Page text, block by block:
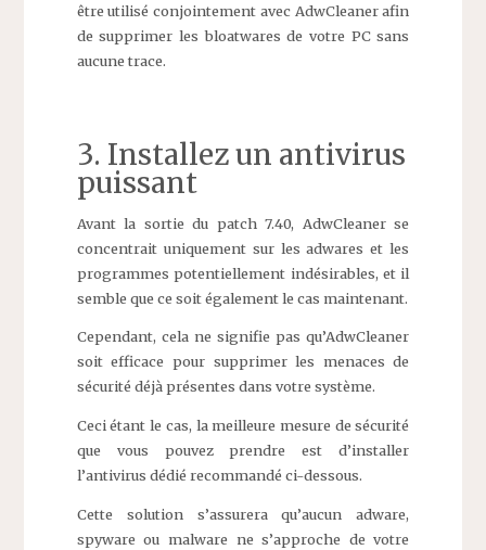
être utilisé conjointement avec AdwCleaner afin
de supprimer les bloatwares de votre PC sans
aucune trace.
3. Installez un antivirus
puissant
Avant la sortie du patch 7.40, AdwCleaner se
concentrait uniquement sur les adwares et les
programmes potentiellement indésirables, et il
semble que ce soit également le cas maintenant.
Cependant, cela ne signifie pas qu’AdwCleaner
soit efficace pour supprimer les menaces de
sécurité déjà présentes dans votre système.
Ceci étant le cas, la meilleure mesure de sécurité
que vous pouvez prendre est d’installer
l’antivirus dédié recommandé ci-dessous.
Cette solution s’assurera qu’aucun adware,
spyware ou malware ne s’approche de votre